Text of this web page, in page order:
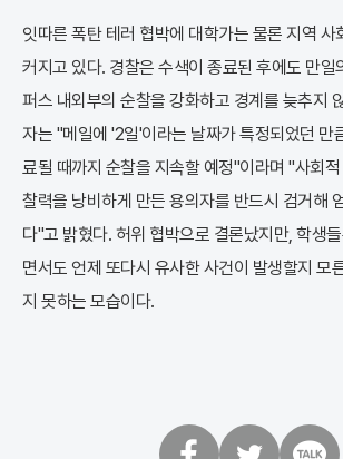
잇따른 폭탄 테러 협박에 대학가는 물론 지역 사
커지고 있다. 경찰은 수색이 종료된 후에도 만일
퍼스 내외부의 순찰을 강화하고 경계를 늦추지
자는 "메일에 '2일'이라는 날짜가 특정되었던 만
료될 때까지 순찰을 지속할 예정"이라며 "사회
찰력을 낭비하게 만든 용의자를 반드시 검거해
다"고 밝혔다. 허위 협박으로 결론났지만, 학생
면서도 언제 또다시 유사한 사건이 발생할지 모
지 못하는 모습이다.